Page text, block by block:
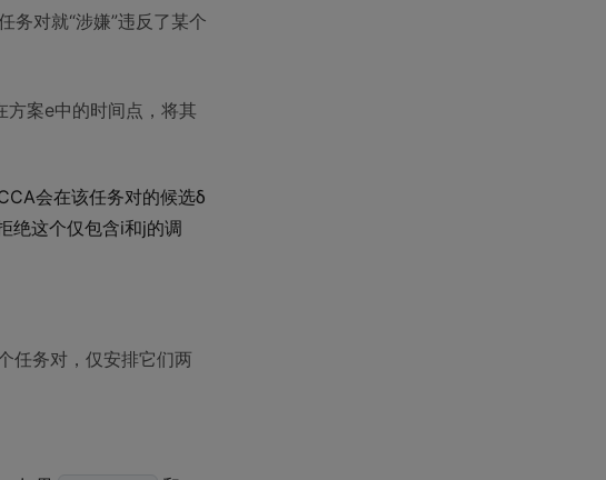
务对就“涉嫌”违反了某个
方案e中的时间点，将其
会在该任务对的候选δ
绝这个仅包含i和j的调
任务对，仅安排它们两